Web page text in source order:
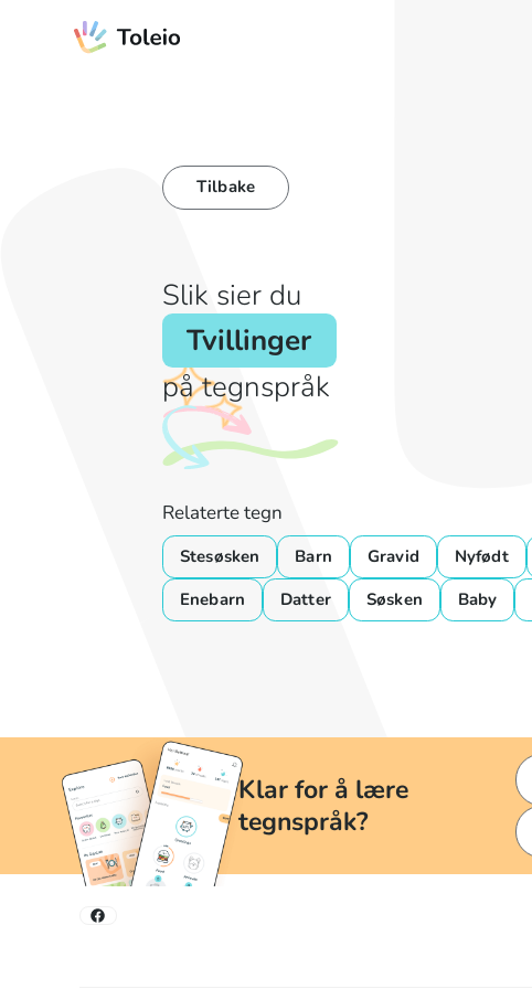
Tilbake
Slik sier du
Tvillinger
på tegnspråk
Relaterte tegn
Stesøsken Barn Gravid Nyfødt
Enebarn
Datter Søsken Baby
Klar for å lære
tegnspråk?
Lær tegnspråk når og hvor du vil